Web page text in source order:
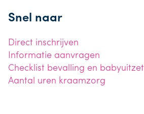
Snel naar
Direct inschrijven
Informatie aanvragen
Checklist bevalling en babyuitzet
Aantal uren kraamzorg